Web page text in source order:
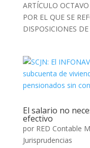
ARTÍCULO
POR EL QUE SE
DISPOSICIONES
El salario no
efectivo
por RED Contable
Jurisprudencias